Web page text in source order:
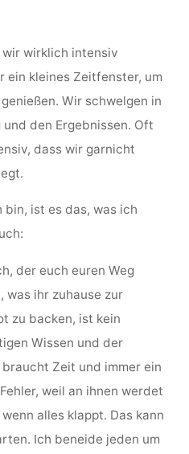
wirklich intensiv
ein kleines Zeitfenster, um
Wir schwelgen in
den Ergebnissen. Oft
dass wir garnicht
bin, ist es das, was ich
der euch euren Weg
was ihr zuhause zur
zu backen, ist kein
Wissen und der
Zeit und immer ein
weil an ihnen werdet
alles klappt. Das kann
Ich beneide jeden um